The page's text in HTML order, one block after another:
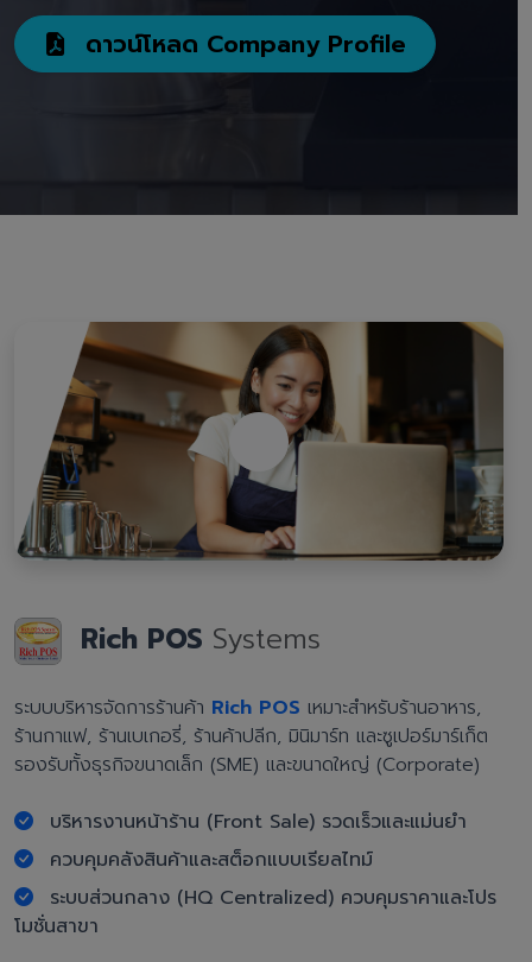
ดาวน์โหลด Company Profile
Rich POS Systems
ระบบบริหารจัดการร้านค้า Rich POS เหมาะสำหรับร้านอาหาร,
ร้านกาแฟ, ร้านเบเกอรี่, ร้านค้าปลีก, มินิมาร์ท และซูเปอร์มาร์เก็ต
รองรับทั้งธุรกิจขนาดเล็ก (SME) และขนาดใหญ่ (Corporate)
บริหารงานหน้าร้าน (Front Sale) รวดเร็วและแม่นยำ
ควบคุมคลังสินค้าและสต็อกแบบเรียลไทม์
ระบบส่วนกลาง (HQ Centralized) ควบคุมราคาและโปร
โมชั่นสาขา